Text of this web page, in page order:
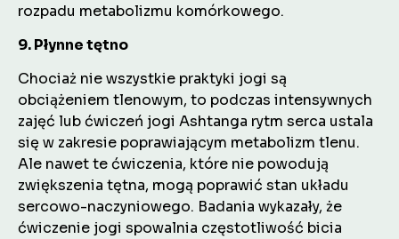
rozpadu metabolizmu komórkowego.
9. Płynne tętno
Chociaż nie wszystkie praktyki jogi są
obciążeniem tlenowym, to podczas intensywnych
zajęć lub ćwiczeń jogi Ashtanga rytm serca ustala
się w zakresie poprawiającym metabolizm tlenu.
Ale nawet te ćwiczenia, które nie powodują
zwiększenia tętna, mogą poprawić stan układu
sercowo-naczyniowego. Badania wykazały, że
ćwiczenie jogi spowalnia częstotliwość bicia